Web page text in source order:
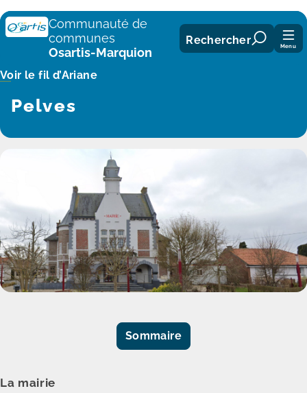
Panneau de gestion des cookies
Communauté de
communes
Osartis-Marquion
Rechercher Menu
Voir le fil d’Ariane
Pelves
Sommaire
La mairie